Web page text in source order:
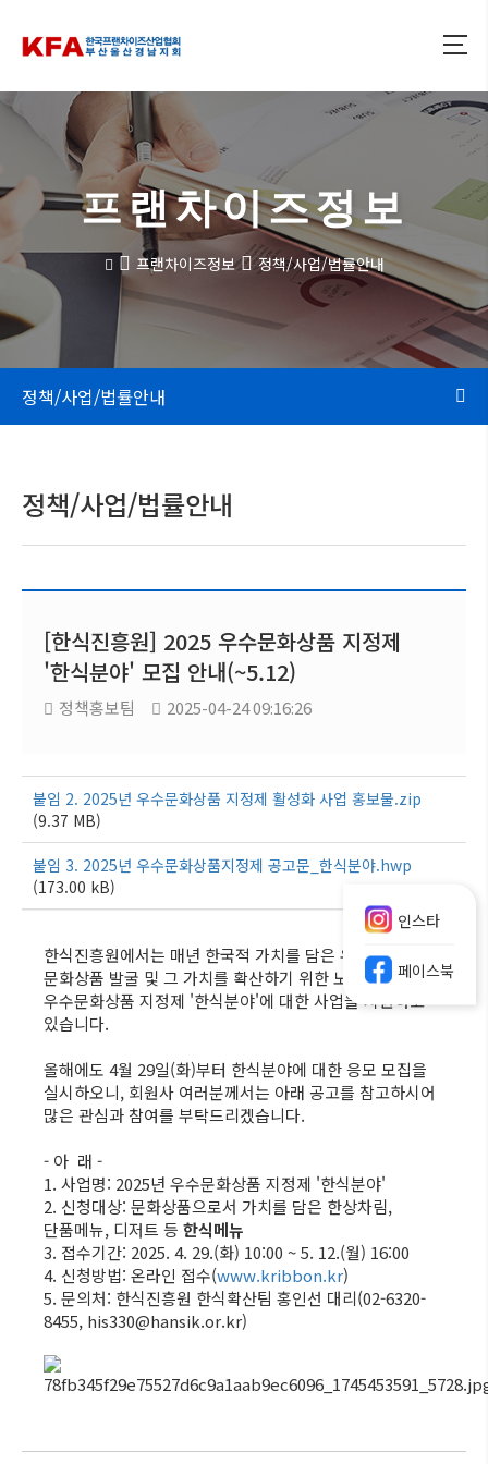
프랜차이즈정보
프랜차이즈정보 정책/사업/법률안내
정책/사업/법률안내
정책/사업/법률안내
[한식진흥원] 2025 우수문화상품 지정제
'한식분야' 모집 안내(~5.12)
정책홍보팀 2025-04-24 09:16:26
붙임 2. 2025년 우수문화상품 지정제 활성화 사업 홍보물.zip
(9.37 MB)
붙임 3. 2025년 우수문화상품지정제 공고문_한식분야.hwp
(173.00 kB)
한식진흥원에서는 매년 한국적 가치를 담은 우수한 한식
문화상품 발굴 및 그 가치를 확산하기 위한 노력의 일환으로
우수문화상품 지정제 '한식분야'에 대한 사업을 지원하고
있습니다.
올해에도 4월 29일(화)부터 한식분야에 대한 응모 모집을
실시하오니, 회원사 여러분께서는 아래 공고를 참고하시어
많은 관심과 참여를 부탁드리겠습니다.
- 아 래 -
1. 사업명: 2025년 우수문화상품 지정제 '한식분야'
2. 신청대상: 문화상품으로서 가치를 담은 한상차림,
단품메뉴, 디저트 등 한식메뉴
3. 접수기간: 2025. 4. 29.(화) 10:00 ~ 5. 12.(월) 16:00
4. 신청방법: 온라인 접수(www.kribbon.kr)
5. 문의처: 한식진흥원 한식확산팀 홍인선 대리(02-6320-
8455, his330@hansik.or.kr)
인스타
페이스북